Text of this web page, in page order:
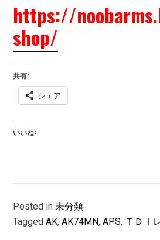
https://
shop/
共有:
シェア
いいね:
Posted in 未分類
TaggedAK,AK74MN,APS, ＴＤＩ